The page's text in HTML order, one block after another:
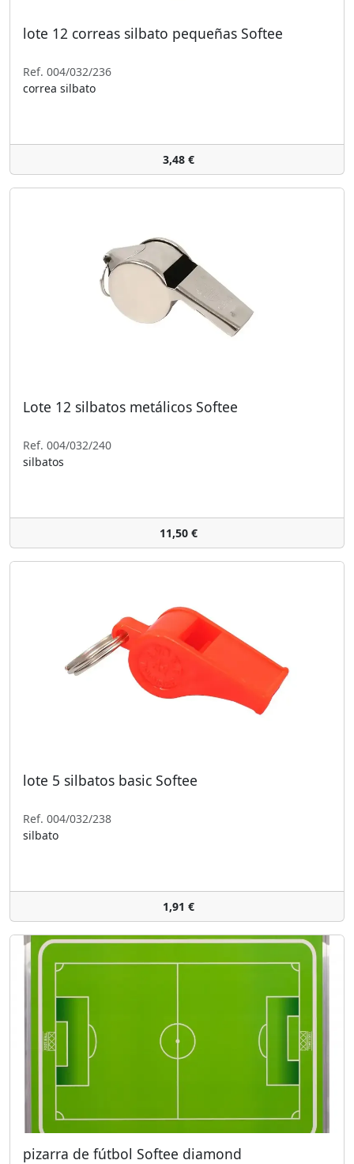
lote 12 correas silbato pequeñas Softee
Ref. 004/032/236
correa silbato
3,48 €
Lote 12 silbatos metálicos Softee
Ref. 004/032/240
silbatos
11,50 €
lote 5 silbatos basic Softee
Ref. 004/032/238
silbato
1,91 €
pizarra de fútbol Softee diamond